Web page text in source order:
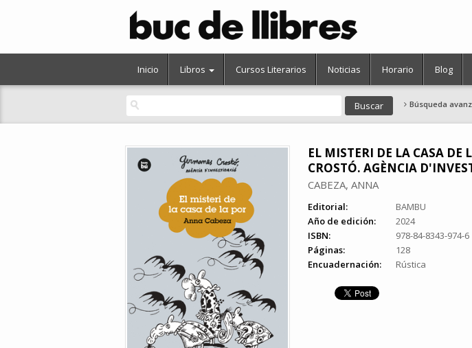
Inicio Libros Cursos Literarios Noticias Horario Blog
Búsqueda
EL MISTERI DE LA CASA DE
CROSTÓ. AGÈNCIA
CABEZA, ANNA
Editorial:
BAMBU
Año de edición:
2024
ISBN:
978-84-8343-974-6
Páginas:
128
Encuadernación:
Rústica